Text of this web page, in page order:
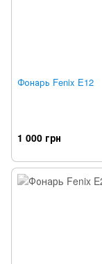
Фонарь Fenix E12
1 000 грн